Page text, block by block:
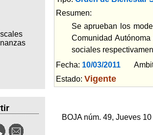
Resumen:
Se aprueban los
Comunidad
sociales
Fecha: 10/03/2011
Estado: Vigente
BOJA núm. 49, Jueves